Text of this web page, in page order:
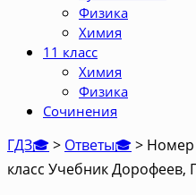
Физика
Химия
11 класс
Химия
Физика
Сочинения
ГДЗ🎓> Ответы🎓> Номер
класс Учебник Дорофеев,